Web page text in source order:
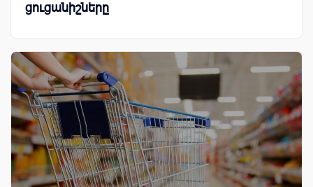
ցուցանիշները